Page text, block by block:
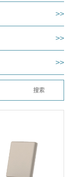
>>
>>
>>